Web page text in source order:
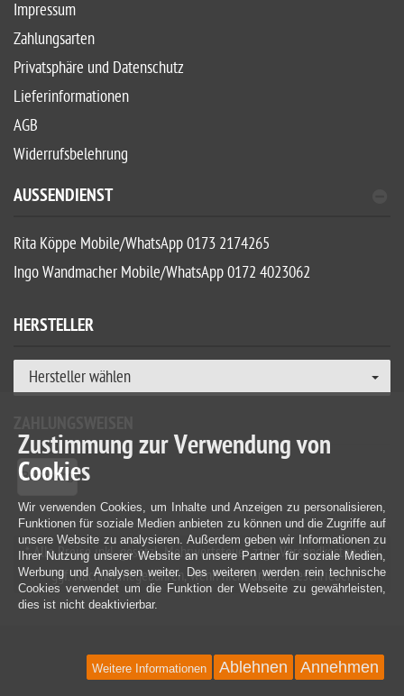
Impressum
Zahlungsarten
Privatsphäre und Datenschutz
Lieferinformationen
AGB
Widerrufsbelehrung
AUSSENDIENST
Rita Köppe Mobile/WhatsApp 0173 2174265
Ingo Wandmacher Mobile/WhatsApp 0172 4023062
HERSTELLER
Hersteller wählen
* Alle Preise inkl. gesetzl. Mehrwertsteuer zzgl. Versandkosten und
ggf. Nachnahmegebühren, wenn nicht anders beschrieben
Zustimmung zur Verwendung von
Cookies
Wir verwenden Cookies, um Inhalte und Anzeigen zu personalisieren,
Funktionen für soziale Medien anbieten zu können und die Zugriffe auf
unsere Website zu analysieren. Außerdem geben wir Informationen zu
Ihrer Nutzung unserer Website an unsere Partner für soziale Medien,
Werbung und Analysen weiter. Des weiteren werden rein technische
Cookies verwendet um die Funktion der Webseite zu gewährleisten,
dies ist nicht deaktivierbar.
Annehmen
Ablehnen
Weitere Informationen